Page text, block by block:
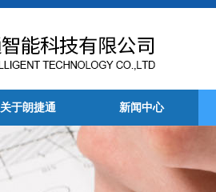
关于朗捷通 新闻中心